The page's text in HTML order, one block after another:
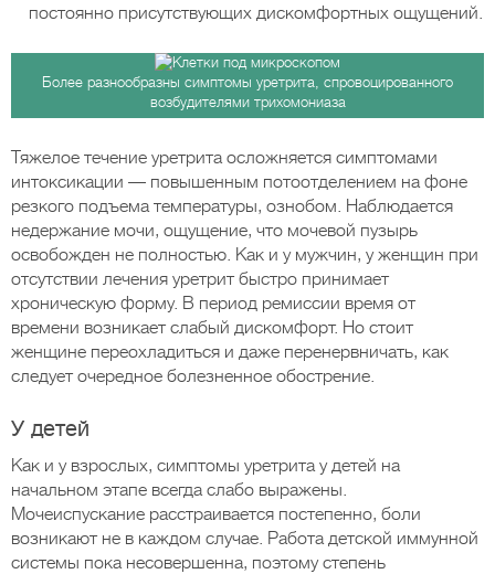
постоянно присутствующих дискомфортных ощущений.
Более разнообразны симптомы уретрита, спровоцированного
возбудителями трихомониаза
Тяжелое течение уретрита осложняется симптомами
интоксикации — повышенным потоотделением на фоне
резкого подъема температуры, ознобом. Наблюдается
недержание мочи, ощущение, что мочевой пузырь
освобожден не полностью. Как и у мужчин, у женщин при
отсутствии лечения уретрит быстро принимает
хроническую форму. В период ремиссии время от
времени возникает слабый дискомфорт. Но стоит
женщине переохладиться и даже перенервничать, как
следует очередное болезненное обострение.
У детей
Как и у взрослых, симптомы уретрита у детей на
начальном этапе всегда слабо выражены.
Мочеиспускание расстраивается постепенно, боли
возникают не в каждом случае. Работа детской иммунной
системы пока несовершенна, поэтому степень